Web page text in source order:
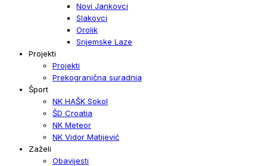
Novi Jankovci
Slakovci
Orolik
Srijemske Laze
Projekti
Projekti
Prekogranična suradnja
Šport
NK HAŠK Sokol
ŠD Croatia
NK Meteor
NK Vidor Matijević
Zaželi
Obavijesti